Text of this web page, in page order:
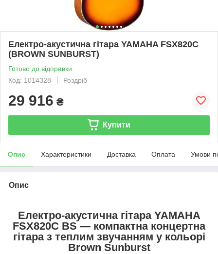
Електро-акустична гітара YAMAHA FSX820C
(BROWN SUNBURST)
Готово до відправки
Код: 1014328
Роздріб
29 916 ₴
Купити
Опис Характеристики Доставка Оплата Умови
Опис
Електро-акустична гітара YAMAHA
FSX820C BS — компактна концертна
гітара з теплим звучанням у кольорі
Brown Sunburst